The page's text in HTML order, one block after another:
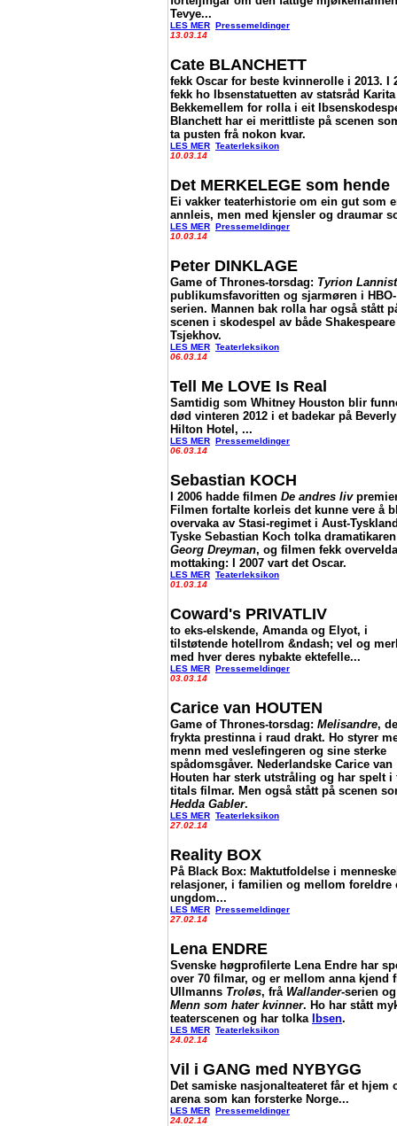
Tevye...
LES MER Pressemeldinger
13.03.14
Cate BLANCHETT
fekk Oscar for beste kvinnerolle i 2013. I
fekk ho Ibsenstatuetten av statsråd Karita
Bekkemellem for rolla i eit
Blanchett har ei merittliste på scenen
ta pusten frå nokon kvar.
LES MER Teaterleksikon
10.03.14
Det MERKELEGE som hende
Ei vakker teaterhistorie om ein gut som
annleis, men med kjensler og draumar
LES MER Pressemeldinger
10.03.14
Peter DINKLAGE
Game of Thrones-torsdag: Tyrion
publikumsfavoritten og sjarmøren i HBO-
serien. Mannen bak rolla har også stått
scenen i skodespel av både
Tsjekhov.
LES MER Teaterleksikon
06.03.14
Tell Me LOVE Is Real
Samtidig som Whitney Houston blir
død vinteren 2012 i et badekar på Beverly
Hilton Hotel, ...
LES MER Pressemeldinger
06.03.14
Sebastian KOCH
I 2006 hadde filmen De andres liv
Filmen fortalte korleis det kunne vere å
overvaka av Stasi-regimet i Aust-
Tyske Sebastian Koch tolka dramatikaren
Georg Dreyman, og filmen fekk
mottaking: I 2007 vart det Oscar.
LES MER Teaterleksikon
01.03.14
Coward's PRIVATLIV
to eks-elskende, Amanda og Elyot, i
tilstøtende hotellrom &ndash; vel og
med hver deres nybakte ektefelle...
LES MER Pressemeldinger
03.03.14
Carice van HOUTEN
Game of Thrones-torsdag: Melisandre,
frykta prestinna i raud drakt. Ho styrer
menn med veslefingeren og sine sterke
spådomsgåver. Nederlandske Carice van
Houten har sterk utstråling og har spelt i
titals filmar. Men også stått på scenen
Hedda Gabler.
LES MER Teaterleksikon
27.02.14
Reality BOX
På Black Box: Maktutfoldelse i
relasjoner, i familien og mellom foreldre
ungdom...
LES MER Pressemeldinger
27.02.14
Lena ENDRE
Svenske høgprofilerte Lena Endre har
over 70 filmar, og er mellom anna kjend
Ullmanns Troløs, frå Wallander-serien og
Menn som hater kvinner. Ho har stått
teaterscenen og har tolka Ibsen.
LES MER Teaterleksikon
24.02.14
Vil i GANG med NYBYGG
Det samiske nasjonalteateret får et hjem
arena som kan forsterke Norge...
LES MER Pressemeldinger
24.02.14